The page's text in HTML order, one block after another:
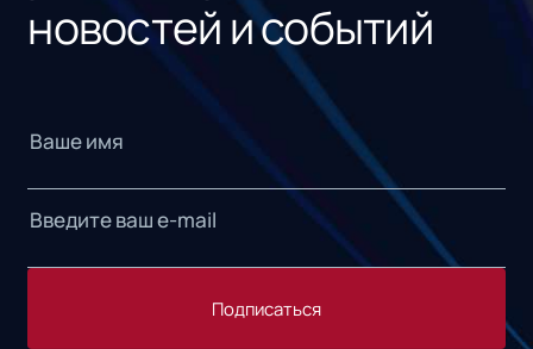
новостей и событий
Подписаться